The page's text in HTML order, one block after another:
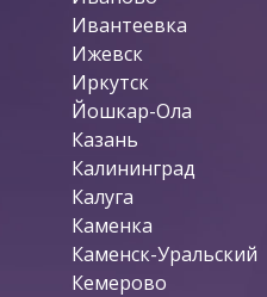
Ивантеевка
Ижевск
Иркутск
Йошкар-Ола
Казань
Калининград
Калуга
Каменка
Каменск-Уральский
Кемерово